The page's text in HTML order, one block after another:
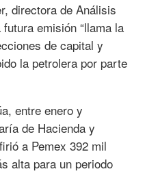
directora de Análisis
emisión “llama la
de capital y
la petrolera por parte
entre enero y
de Hacienda y
a Pemex 392 mil
alta para un periodo